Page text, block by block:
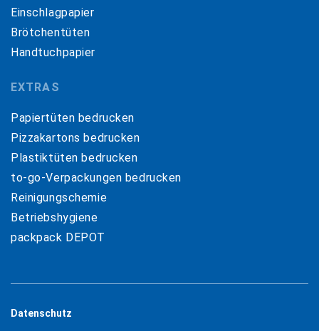
Einschlagpapier
Brötchentüten
Handtuchpapier
EXTRAS
Papiertüten bedrucken
Pizzakartons bedrucken
Plastiktüten bedrucken
to-go-Verpackungen bedrucken
Reinigungschemie
Betriebshygiene
packpack DEPOT
Datenschutz